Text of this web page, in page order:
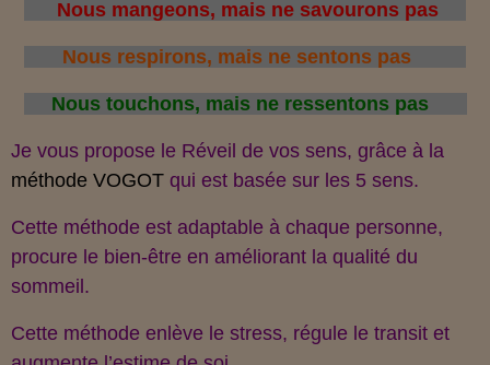
Nous mangeons, mais ne savourons pas
Nous respirons, mais ne sentons pas
Nous touchons, mais ne ressentons pas
Je vous propose le Réveil de vos sens, grâce à la
méthode VOGOT qui est basée sur les 5 sens.
Cette méthode est adaptable à chaque personne,
procure le bien-être en améliorant la qualité du
sommeil.
Cette méthode enlève le stress, régule le transit et